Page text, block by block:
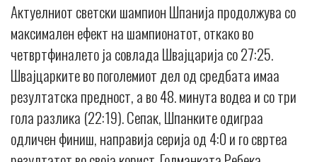
Актуелниот светски шампион Шпанија продолжува со
максимален ефект на шампионатот, откако во
четвртфиналето ја совлада Швајцарија со 27:25.
Швајцарките во поголемиот дел од средбата имаа
резултатска предност, а во 48. минута водеа и со три
гола разлика (22:19). Сепак, Шпанките одиграа
одличен финиш, направија серија од 4:0 и го свртеа